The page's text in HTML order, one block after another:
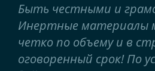
Быть честными и
Инертные материалы
четко по объему и в
оговоренный срок! По